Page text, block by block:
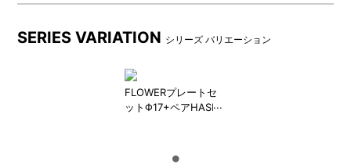
SERIES VARIATION シリーズ バリエーション
FLOWERプレートセ
ットΦ17+ペアHASHI